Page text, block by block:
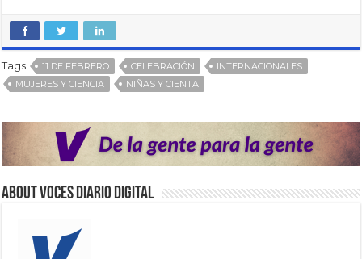
Tags 11 DE FEBRERO CELEBRACIÓN
INTERNACIONALES
MUJERES Y CIENCIA
NIÑAS Y CIENTA
About VOCES Diario digital